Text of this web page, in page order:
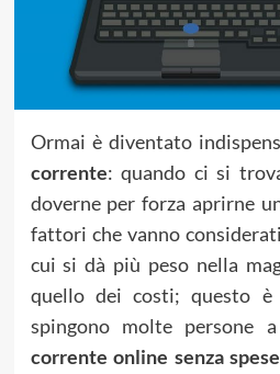
Ormai è diventato
corrente: quando ci si
doverne per forza aprirne
fattori che vanno
cui si dà più peso nella
quello dei costi; questo
spingono molte persone
corrente online senza spese